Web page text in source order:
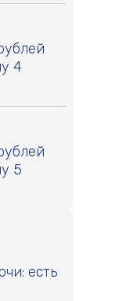
4
5
есть